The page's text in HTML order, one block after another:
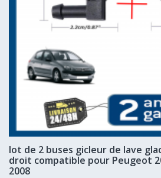
lot de 2 buses gicleur de lave
droit compatible pour Peugeot
2008